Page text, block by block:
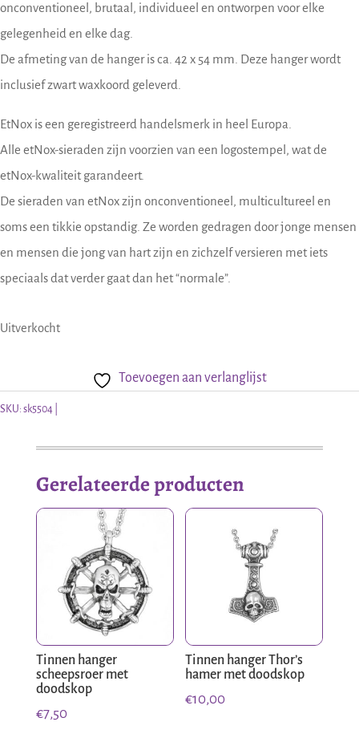
onconventioneel, brutaal, individueel en ontworpen voor elke
gelegenheid en elke dag.
De afmeting van de hanger is ca. 42 x 54 mm. Deze hanger wordt
inclusief zwart waxkoord geleverd.
EtNox is een geregistreerd handelsmerk in heel Europa.
Alle etNox-sieraden zijn voorzien van een logostempel, wat de
etNox-kwaliteit garandeert.
De sieraden van etNox zijn onconventioneel, multicultureel en
soms een tikkie opstandig. Ze worden gedragen door jonge mensen
en mensen die jong van hart zijn en zichzelf versieren met iets
speciaals dat verder gaat dan het “normale”.
Uitverkocht
Toevoegen aan verlanglijst
SKU: sk5504
Gerelateerde producten
Tinnen hanger
scheepsroer met
doodskop
€7,50
Tinnen hanger Thor’s
hamer met doodskop
€10,00